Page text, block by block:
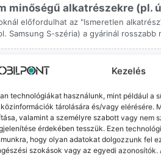
Kezelés
technológiákat használunk, mint például a
tárolására és/vagy elérésére.
valamint a személyre szabott vagy nem
érdekében tesszük. Ezen
hogy olyan adatokat dolgozzunk fel
szokások vagy az egyedi azonosítók.
minőségű alkatrészekre
előfordulhat az "Ismeretlen
Samsung S-széria) a gyárinál
Ügyintézés
emberi dolog, de a